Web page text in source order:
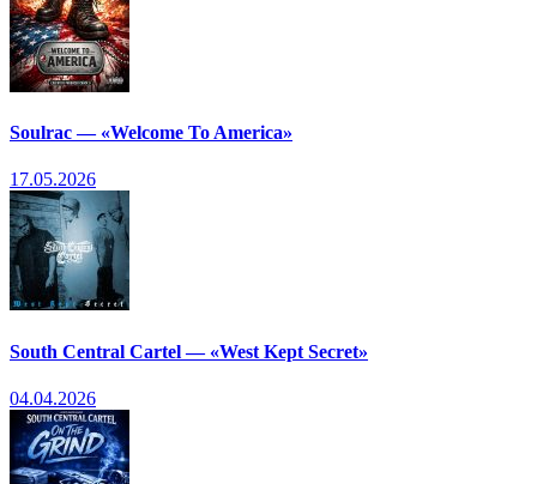
Soulrac — «Welcome To America»
17.05.2026
South Central Cartel — «West Kept Secret»
04.04.2026